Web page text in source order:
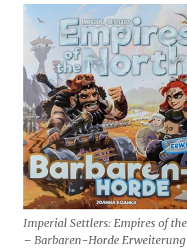
Imperial Settlers: Empires of
– Barbaren-Horde Erweiterung